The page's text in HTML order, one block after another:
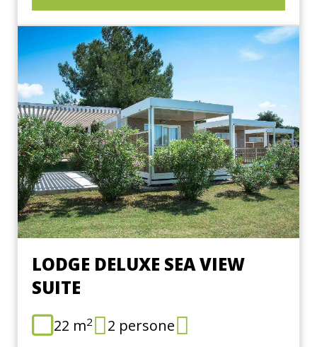
LODGE DELUXE SEA VIEW
SUITE
22 m2
2 persone